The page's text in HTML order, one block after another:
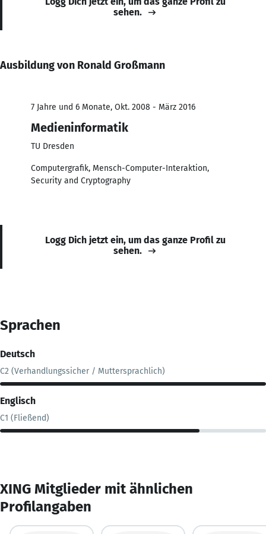
sehen.
Ausbildung von Ronald Großmann
7 Jahre und 6 Monate, Okt. 2008 - März 2016
Medieninformatik
TU Dresden
Computergrafik, Mensch-Computer-Interaktion,
Security and Cryptography
Logg Dich jetzt ein, um das ganze Profil zu
sehen.
Sprachen
Deutsch
C2 (Verhandlungssicher / Muttersprachlich)
Englisch
C1 (Fließend)
XING Mitglieder mit ähnlichen
Profilangaben